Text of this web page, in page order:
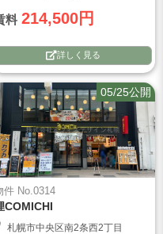
料 214,500円
詳しく見る
件 No.0314
05/25公開
COMICHI
札幌市中央区南2条西2丁目